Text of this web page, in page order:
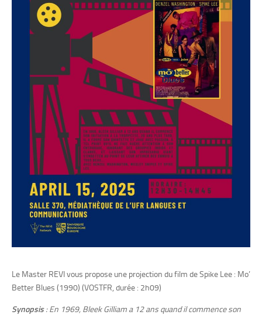
Le Master REVI vous propose une projection du film de Spike Lee : Mo’
Better Blues (1990) (VOSTFR, durée : 2h09)
Synopsis:En 1969, Bleek Gilliam a 12 ans quand il commence son